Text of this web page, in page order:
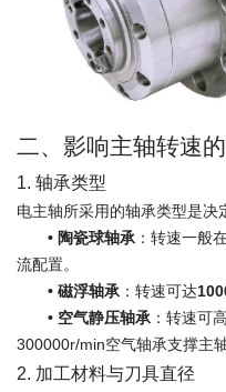
二、影响主轴转速
1. 轴承类型
电主轴所采用的轴承类型是决
• 陶瓷球轴承 ：转速一般
流配置。
• 磁浮轴承 ：转速可达
• 空气静压轴承 ：转速可
300000r/min空气轴承支撑主轴
2. 加工材料与刀具直径